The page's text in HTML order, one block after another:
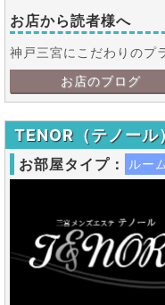
お店のブログ
お店から読者様へ
神戸三宮にこだわりのプ
TENOR（テノール
お部屋タイプ： ルーム